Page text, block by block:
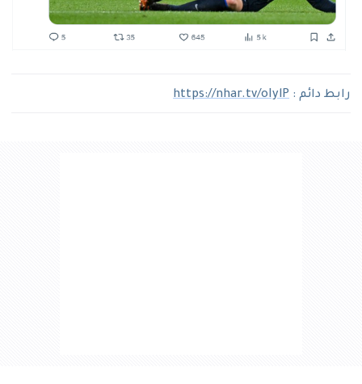
رابط دائم : https://nhar.tv/oIylP